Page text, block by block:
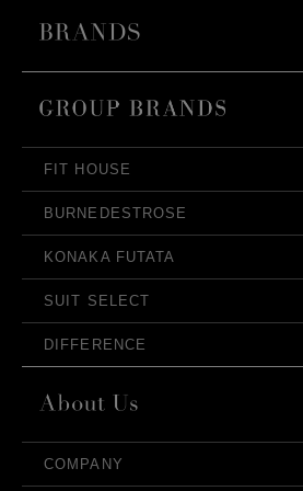
FIT HOUSE
BURNEDESTROSE
KONAKA FUTATA
SUIT SELECT
DIFFERENCE
COMPANY